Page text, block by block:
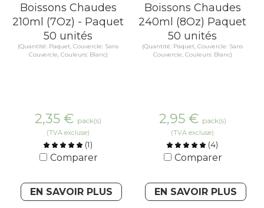
Boissons Chaudes
210ml (7Oz) - Paquet
50 unités
(Quantité: Paquet, Couvercle: Sans
Couvercle, Couleurs: Blanc)
2,35 € pack(s)
(TVA excluse)
(1)
Comparer
EN SAVOIR PLUS
Boissons Chaudes
240ml (8Oz) Paquet
50 unités
(Quantité: Paquet, Couvercle: Sans
Couvercle, Couleurs: Blanc)
2,95 € pack(s)
(TVA excluse)
(4)
Comparer
EN SAVOIR PLUS